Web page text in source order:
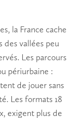
la France cache
des vallées peu
Les parcours
périurbaine :
de jouer sans
Les formats 18
exigent plus de